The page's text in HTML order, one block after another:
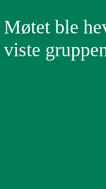
Møtet ble
viste